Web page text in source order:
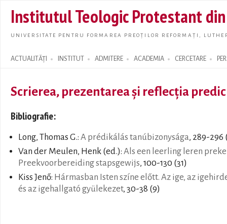
main
Institutul Teologic Protestant
UNIVERSITATE PENTRU FORMAREA PREOȚILOR REFORMAȚI,
ACTUALITĂȚI INSTITUT ADMITERE ACADEMIA CERCETARE
Search form
Scrierea, prezentarea și reflecția
Bibliografie:
Long, Thomas G.: A prédikálás tanúbizonysága, 289-296
Van der Meulen, Henk (ed.): Als een leerling leren
Preekvoorbereiding stapsgewijs, 100-130 (31)
Kiss Jenő: Hármasban Isten színe előtt. Az ige, az
és az igehallgató gyülekezet, 30-38 (9)